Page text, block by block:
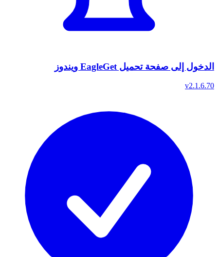
الدخول إلى صفحة تحميل EagleGet ويندوز
v2.1.6.70